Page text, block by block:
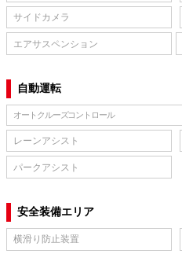
サイドカメラ
エアサスペンション
自動運転
オートクルーズコントロール
レーンアシスト
パークアシスト
安全装備エリア
横滑り防止装置